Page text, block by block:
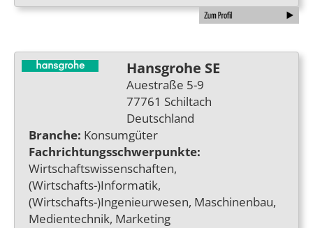
Hansgrohe SE
Auestraße 5-9
77761 Schiltach
Deutschland
Branche: Konsumgüter
Fachrichtungsschwerpunkte:
Wirtschaftswissenschaften,
(Wirtschafts-)Informatik,
(Wirtschafts-)Ingenieurwesen, Maschinenbau,
Medientechnik, Marketing